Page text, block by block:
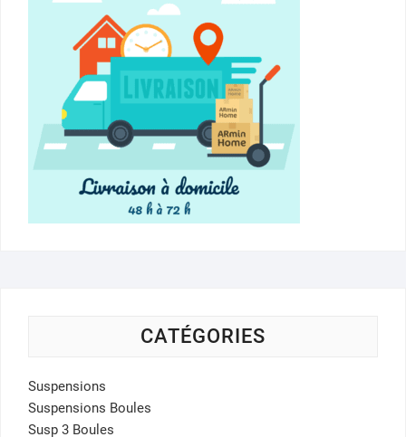
CATÉGORIES
Suspensions
Suspensions Boules
Susp 3 Boules